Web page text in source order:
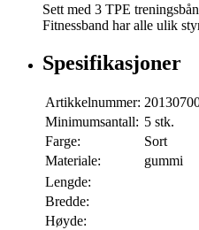
Sett med 3 TPE
Fitnessband har alle ulik
Spesifikasjoner
Artikkelnummer:
Minimumsantall: 5 stk.
Farge:
Sort
Materiale:
gummi
Lengde:
Bredde:
Høyde: